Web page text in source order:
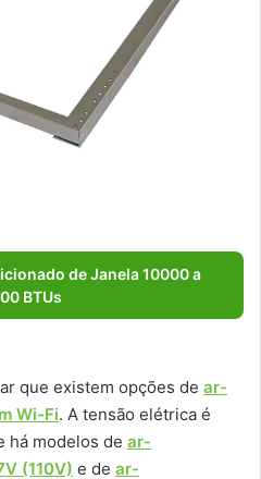
de Janela 10000 a
BTUs
que existem opções de ar-
Wi-Fi. A tensão elétrica é
há modelos de ar-
(110V) e de ar-